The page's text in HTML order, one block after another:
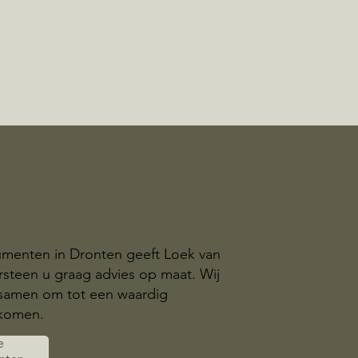
in Dronten geeft Loek van
u graag advies op maat. Wij
om tot een waardig